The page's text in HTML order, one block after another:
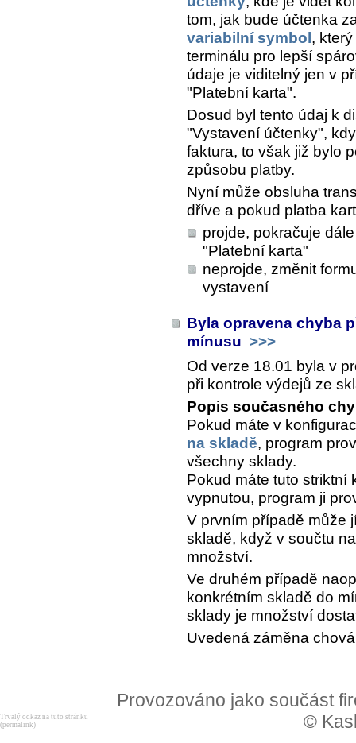
tom, jak bude účtenka
variabilní symbol ,
terminálu pro lepší
údaje je viditelný jen v
"Platební karta".
Dosud byl tento údaj k
"Vystavení účtenky",
faktura, to však již bylo
způsobu platby.
Nyní může obsluha
dříve a pokud platba
projde, pokračuje
"Platební karta"
neprojde, změnit
vystavení
Byla opravena chyba
mínusu >>>
Od verze 18.01 byla v
při kontrole výdejů ze
Popis současného
Pokud máte v
na skladě, program
všechny sklady.
Pokud máte tuto striktní
vypnutou, program ji
V prvním případě může
skladě, když v součtu
množství.
Ve druhém případě
konkrétním skladě do
sklady je množství
Uvedená záměna
Provozováno jako součást
©
Trvalý odkaz na tuto stránku
(permalink)